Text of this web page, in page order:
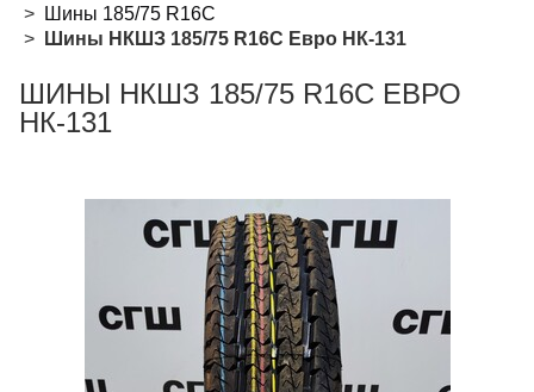
Шины 185/75 R16C
Шины НКШЗ 185/75 R16C Евро НК-131
ШИНЫ НКШЗ 185/75 R16C ЕВРО
НК-131